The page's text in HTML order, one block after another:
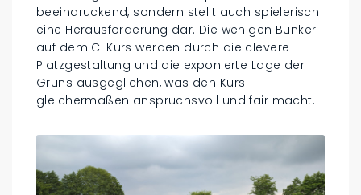
beeindruckend, sondern stellt auch spielerisch
eine Herausforderung dar. Die wenigen Bunker
auf dem C-Kurs werden durch die clevere
Platzgestaltung und die exponierte Lage der
Grüns ausgeglichen, was den Kurs
gleichermaßen anspruchsvoll und fair macht.